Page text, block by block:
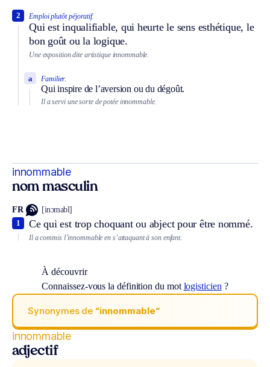
Emploi plutôt péjoratif.
Qui est inqualifiable, qui heurte le sens esthétique, le
bon goût ou la logique.
2
Une exposition dite artistique innommable.
Familier.
Qui inspire de l’aversion ou du dégoût.
a
Il a servi une sorte de potée innommable.
innommable
nom masculin
FR [inɔmabl]
Ce qui est trop choquant ou abject pour être nommé.
1
Il a commis l’innommable en s’attaquant à son enfant.
À découvrir
Connaissez-vous la définition du mot logisticien ?
Synonymes de “innommable“
innommable
adjectif